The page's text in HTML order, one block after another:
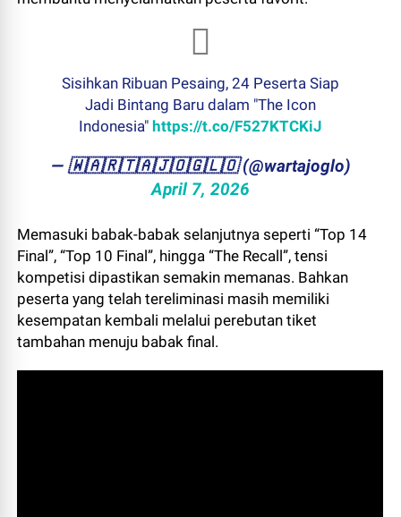
Sisihkan Ribuan Pesaing, 24 Peserta Siap
Jadi Bintang Baru dalam "The Icon
Indonesia" https://t.co/F527KTCKiJ
— ​🇼​​🇦​​🇷​​🇹​​🇦​​🇯​​🇴​​🇬​​🇱​​🇴 (@wartajoglo)
April 7, 2026
Memasuki babak-babak selanjutnya seperti “Top 14
Final”, “Top 10 Final”, hingga “The Recall”, tensi
kompetisi dipastikan semakin memanas. Bahkan
peserta yang telah tereliminasi masih memiliki
kesempatan kembali melalui perebutan tiket
tambahan menuju babak final.